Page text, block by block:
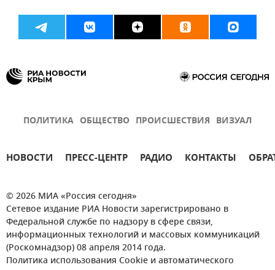
ПОЛИТИКА ОБЩЕСТВО ПРОИСШЕСТВИЯ ВИЗУАЛ
НОВОСТИ ПРЕСС-ЦЕНТР РАДИО КОНТАКТЫ
© 2026 МИА «Россия сегодня»
Сетевое издание РИА Новости зарегистрировано в
Федеральной службе по надзору в сфере связи,
информационных технологий и массовых коммуникаций
(Роскомнадзор) 08 апреля 2014 года.
Политика использования Cookie и автоматического